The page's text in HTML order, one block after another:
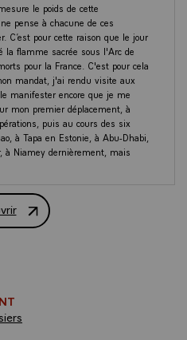
le poids de cette
pense à chacune de ces
C’est pour cette raison que le jour
flamme sacrée sous l'Arc de
pour la France. C'est pour cela
mandat, j'ai rendu visite aux
manifester encore que je me
mon premier déplacement, à
puis au cours des six
à Tapa en Estonie, à Abu-Dhabi,
à Niamey dernièrement, mais
veux former pour les armées ont
vous et pour vos familles.
J'entends ce que chacun a à
du Président Emmanuel